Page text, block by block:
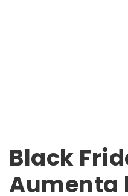
Black
Aumenta